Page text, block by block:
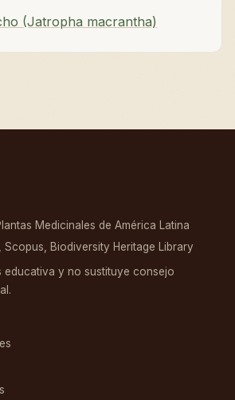
(Jatropha macrantha)
Medicinales de América Latina
Scopus, Biodiversity Heritage Library
educativa y no sustituye consejo